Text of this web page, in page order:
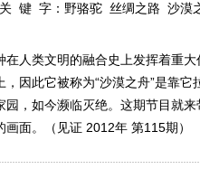
关 键 字： 野骆驼 丝绸之路 沙漠
人类文明的融合史上发挥着重
因此它被称为“沙漠之舟”是靠
，如今濒临灭绝。这期节目就
面。（见证 2012年 第115期）